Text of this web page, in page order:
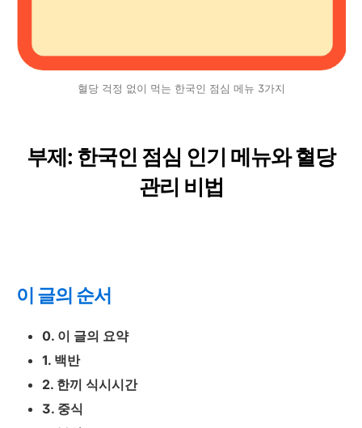
혈당 걱정 없이 먹는 한국인 점심 메뉴 3가지
부제: 한국인 점심 인기 메뉴와 혈당
관리 비법
이 글의 순서
0. 이 글의 요약
1. 백반
2. 한끼 식시시간
3. 중식